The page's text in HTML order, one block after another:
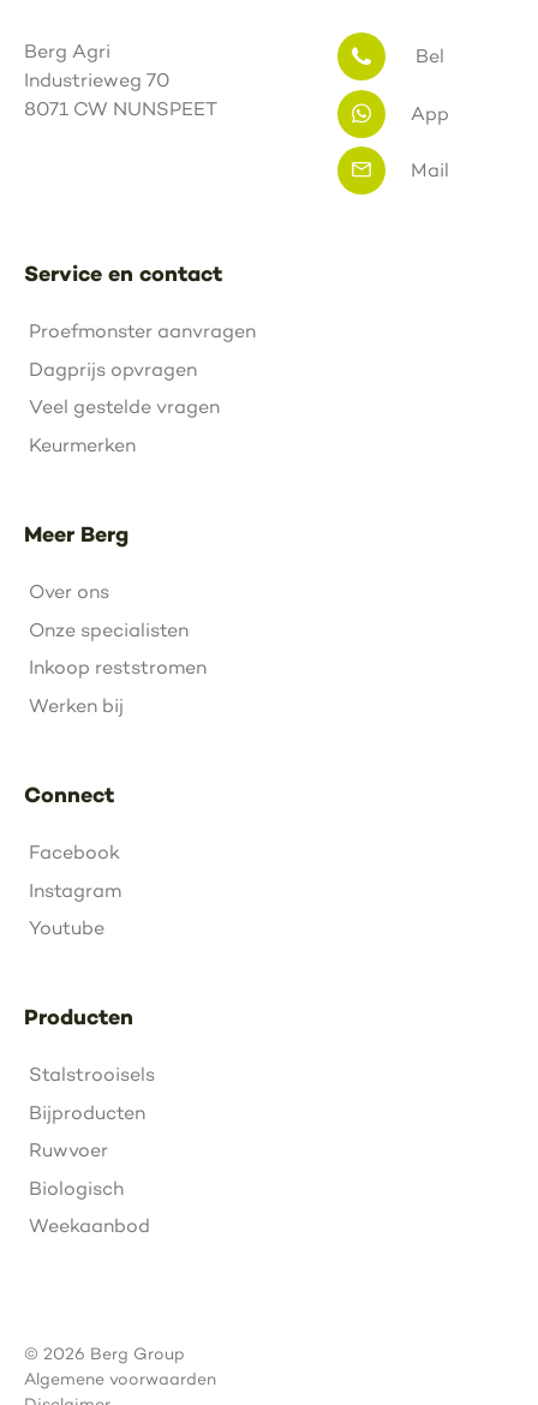
Service en contact
Proefmonster aanvragen
Dagprijs opvragen
Veel gestelde vragen
Keurmerken
Meer Berg
Over ons
Onze specialisten
Inkoop reststromen
Werken bij
Connect
Facebook
Instagram
Youtube
Producten
Stalstrooisels
Bijproducten
Ruwvoer
Biologisch
Weekaanbod
Berg Agri
Industrieweg 70
8071 CW NUNSPEET
Bel
App
Mail
© 2026 Berg Group
Algemene voorwaarden